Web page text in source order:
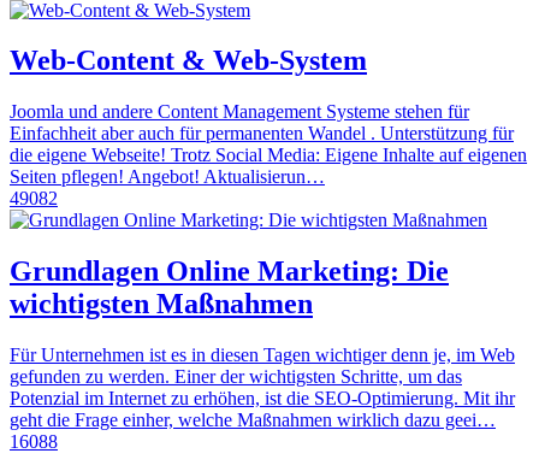
Web-Content & Web-System
Joomla und andere Content Management Systeme stehen für
Einfachheit aber auch für permanenten Wandel . Unterstützung für
die eigene Webseite! Trotz Social Media: Eigene Inhalte auf eigenen
Seiten pflegen! Angebot! Aktualisierun…
49082
Grundlagen Online Marketing: Die
wichtigsten Maßnahmen
Für Unternehmen ist es in diesen Tagen wichtiger denn je, im Web
gefunden zu werden. Einer der wichtigsten Schritte, um das
Potenzial im Internet zu erhöhen, ist die SEO-Optimierung. Mit ihr
geht die Frage einher, welche Maßnahmen wirklich dazu geei…
16088